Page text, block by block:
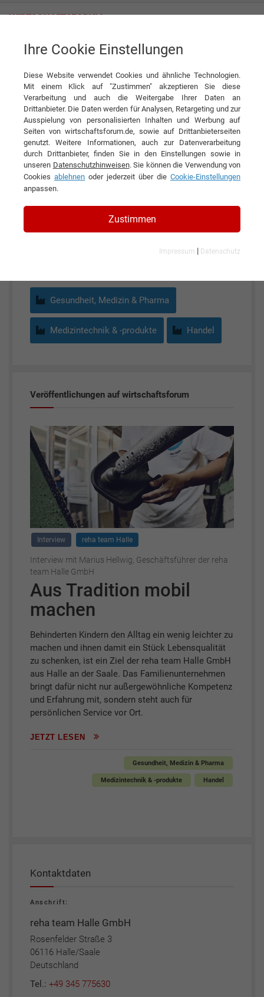
reha team Halle GmbH
KONTAKT
reha team Halle GmbH
Gesundheit, Medizin & Pharma
Medizintechnik & -produkte Handel
Veröffentlichungen auf wirtschaftsforum
Interview reha team Halle
Interview mit Marius Hellwig, Geschäftsführer der reha
team Halle GmbH
Aus Tradition mobil
machen
Behinderten Kindern den Alltag ein wenig leichter zu
machen und ihnen damit ein Stück Lebensqualität
zu schenken, ist ein Ziel der reha team Halle GmbH
aus Halle an der Saale. Das Familienunternehmen
bringt dafür nicht nur außergewöhnliche Kompetenz
und Erfahrung mit, sondern steht auch für
persönlichen Service vor Ort.
JETZT LESEN
Gesundheit, Medizin & Pharma
Medizintechnik & -produkte Handel
Kontaktdaten
Anschrift:
reha team Halle GmbH
Rosenfelder Straße 3
06116 Halle/Saale
Deutschland
Tel.: +49 345 775630
Ihre Cookie Einstellungen
Diese Website verwendet Cookies und ähnliche Technologien.
Mit einem Klick auf "Zustimmen" akzeptieren Sie diese
Verarbeitung und auch die Weitergabe Ihrer Daten an
Drittanbieter. Die Daten werden für Analysen, Retargeting und zur
Ausspielung von personalisierten Inhalten und Werbung auf
Seiten von wirtschaftsforum.de, sowie auf Drittanbieterseiten
genutzt. Weitere Informationen, auch zur Datenverarbeitung
durch Drittanbieter, finden Sie in den Einstellungen sowie in
unseren Datenschutzhinweisen. Sie können die Verwendung von
Cookies ablehnen oder jederzeit über die Cookie-Einstellungen
anpassen.
Zustimmen
Impressum | Datenschutz